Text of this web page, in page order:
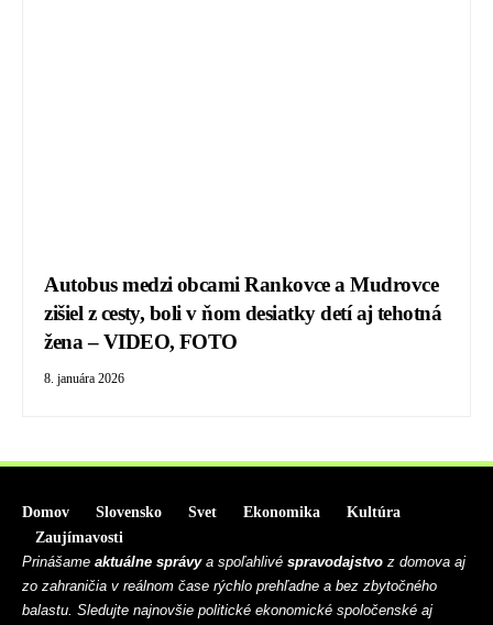
Autobus medzi obcami Rankovce a Mudrovce
zišiel z cesty, boli v ňom desiatky detí aj tehotná
žena – VIDEO, FOTO
8. januára 2026
Domov Slovensko Svet Ekonomika
Kultúra
Zaujímavosti
Prinášame aktuálne správya spoľahlivé spravodajstvo z domova aj
zo zahraničia v reálnom čase rýchlo prehľadne a bez zbytočného
balastu. Sledujte najnovšie politické ekonomické spoločenské aj